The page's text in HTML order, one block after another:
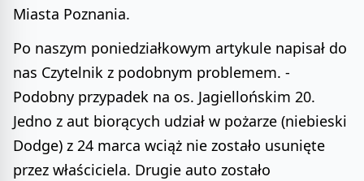
Miasta Poznania.
Po naszym poniedziałkowym artykule napisał do
nas Czytelnik z podobnym problemem. -
Podobny przypadek na os. Jagiellońskim 20.
Jedno z aut biorących udział w pożarze (niebieski
Dodge) z 24 marca wciąż nie zostało usunięte
przez właściciela. Drugie auto zostało